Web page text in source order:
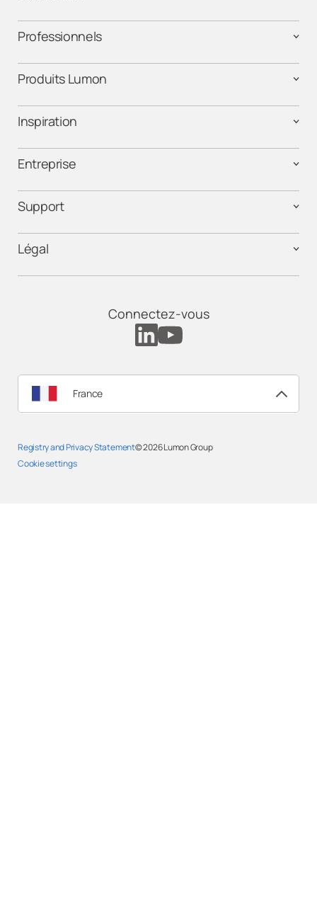
Professionnels
Produits Lumon
Inspiration
Entreprise
Support
Légal
Connectez-vous
France
Registry and Privacy Statement
Cookie settings
© 2026Lumon Group